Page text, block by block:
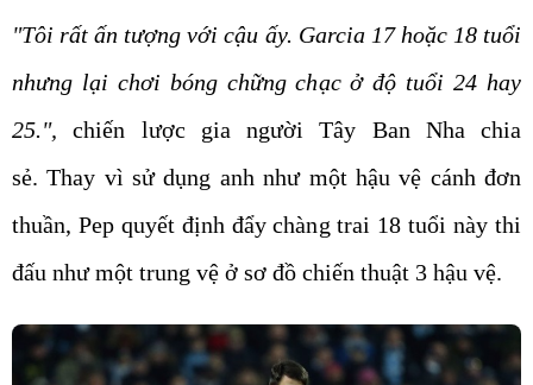
"Tôi rất ấn tượng với cậu ấy. Garcia 17 hoặc 18 tuổi
nhưng lại chơi bóng chững chạc ở độ tuổi 24 hay
25.", chiến lược gia người Tây Ban Nha chia
sẻ. Thay vì sử dụng anh như một hậu vệ cánh đơn
thuần, Pep quyết định đẩy chàng trai 18 tuổi này thi
đấu như một trung vệ ở sơ đồ chiến thuật 3 hậu vệ.